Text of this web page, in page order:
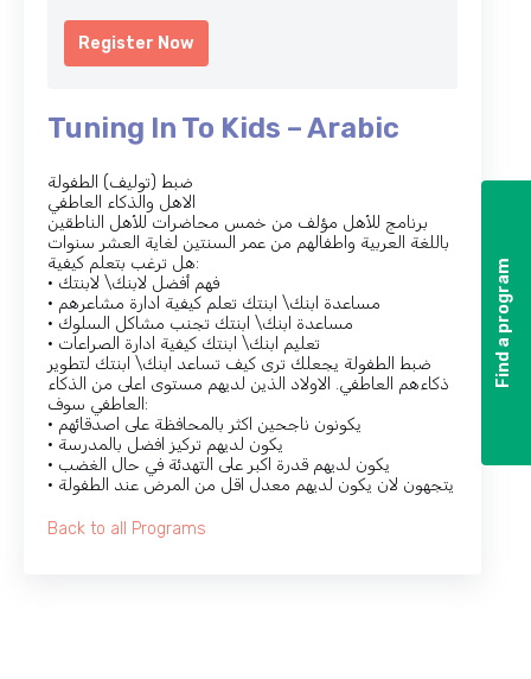
Find a program
Find a program
Tuning In To Kids – Arabic
ضبط (توليف) الطفولة
الاهل والذكاء العاطفي
برنامج للأهل مؤلف من خمس محاضرات للأهل الناطقين
باللغة العربية واطفالهم من عمر السنتين لغاية العشر سنوات
هل ترغب بتعلم كيفية:
• فهم أفضل لابنك\ لابنتك
• مساعدة ابنك\ ابنتك تعلم كيفية ادارة مشاعرهم
• مساعدة ابنك\ ابنتك تجنب مشاكل السلوك
• تعليم ابنك\ ابنتك كيفية ادارة الصراعات
ضبط الطفولة يجعلك ترى كيف تساعد ابنك\ ابنتك لتطوير
ذكاءهم العاطفي. الاولاد الذين لديهم مستوى اعلى من الذكاء
العاطفي سوف:
• يكونون ناجحين اكثر بالمحافظة على اصدقائهم
• يكون لديهم تركيز افضل بالمدرسة
• يكون لديهم قدرة اكبر على التهدئة في حال الغضب
• يتجهون لان يكون لديهم معدل اقل من المرض عند الطفولة
Back to all Programs
Register Now